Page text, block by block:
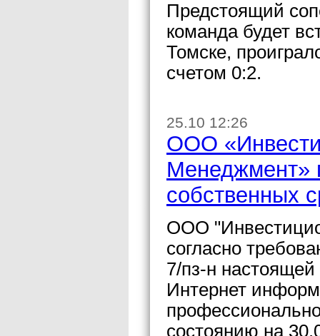
Предстоящий
команда будет
Томске,
счетом 0:2.
25.10 12:26
ООО
Менеджмент»
собственных
ООО
согласно
7/пз-н настоящей
Интернет
состоянию на